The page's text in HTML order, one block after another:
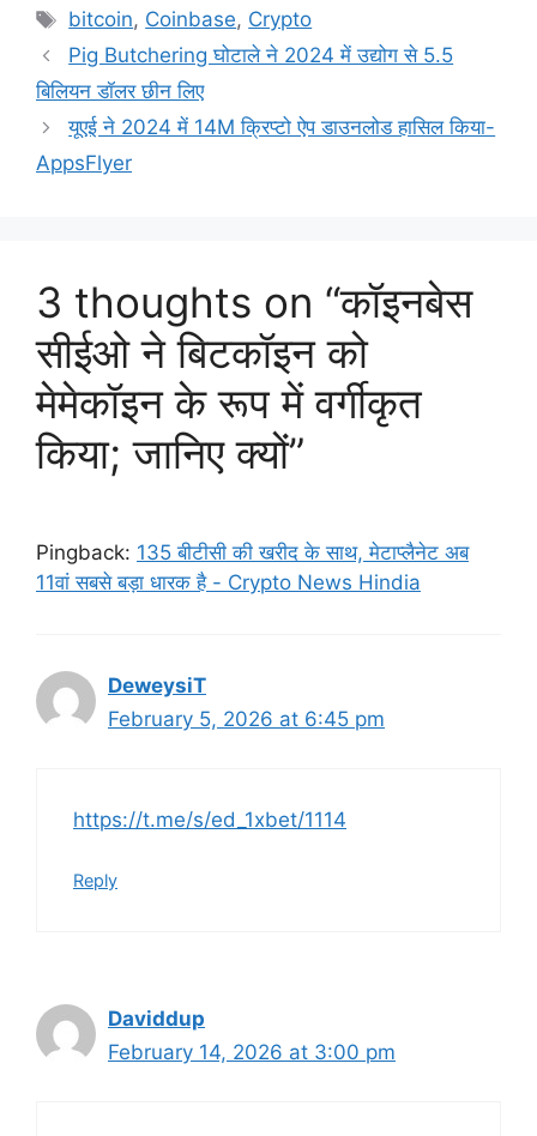
Tags
bitcoin, Coinbase, Crypto
Pig Butchering घोटाले ने 2024 में उद्योग से 5.5
बिलियन डॉलर छीन लिए
यूएई ने 2024 में 14M क्रिप्टो ऐप डाउनलोड हासिल किया-
AppsFlyer
3 thoughts on “कॉइनबेस
सीईओ ने बिटकॉइन को
मेमेकॉइन के रूप में वर्गीकृत
किया; जानिए क्यों”
Pingback: 135 बीटीसी की खरीद के साथ, मेटाप्लैनेट अब
11वां सबसे बड़ा धारक है - Crypto News Hindia
DeweysiT
February 5, 2026 at 6:45 pm
https://t.me/s/ed_1xbet/1114
Reply
Daviddup
February 14, 2026 at 3:00 pm